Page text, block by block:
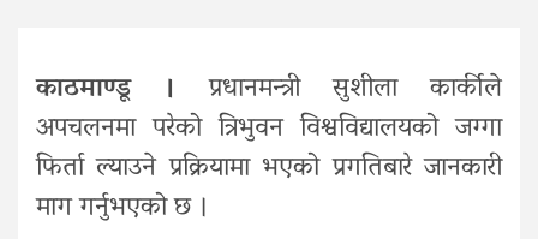
काठमाण्डू । प्रधानमन्त्री सुशीला कार्कीले
अपचलनमा परेको त्रिभुवन विश्वविद्यालयको जग्गा
फिर्ता ल्याउने प्रक्रियामा भएको प्रगतिबारे जानकारी
माग गर्नुभएको छ ।